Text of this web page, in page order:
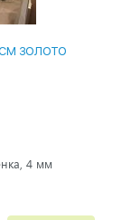
СМ ЗОЛОТО
4 мм